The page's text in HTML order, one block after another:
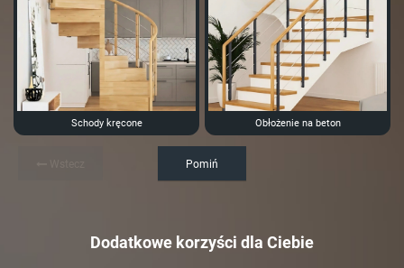
Schody kręcone Obłożenie na beton
Pomiń
Dodatkowe korzyści dla Ciebie